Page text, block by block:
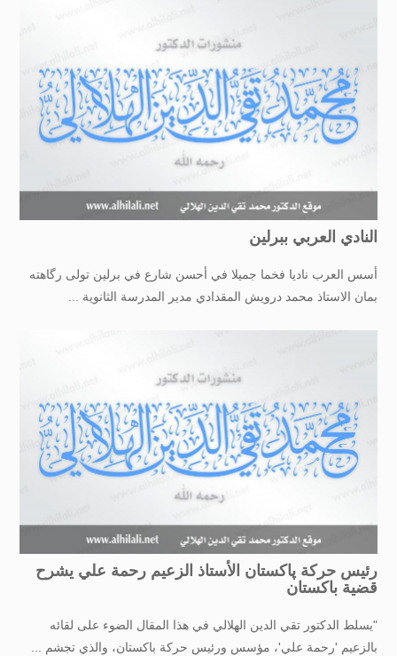
النادي العربي ببرلين
أسس العرب ناديا فخما جميلا في أحسن شارع في برلين تولى رگاهته
بمان الاستاذ محمد درويش المقدادي مدير المدرسة الثانوية ...
رئيس حركة پاكستان الأستاذ الزعيم رحمة علي يشرح
قضية باكستان
"يسلط الدكتور تقي الدين الهلالي في هذا المقال الضوء على لقائه
بالزعيم 'رحمة علي'، مؤسس ورئيس حركة باكستان، والذي تجشم ...